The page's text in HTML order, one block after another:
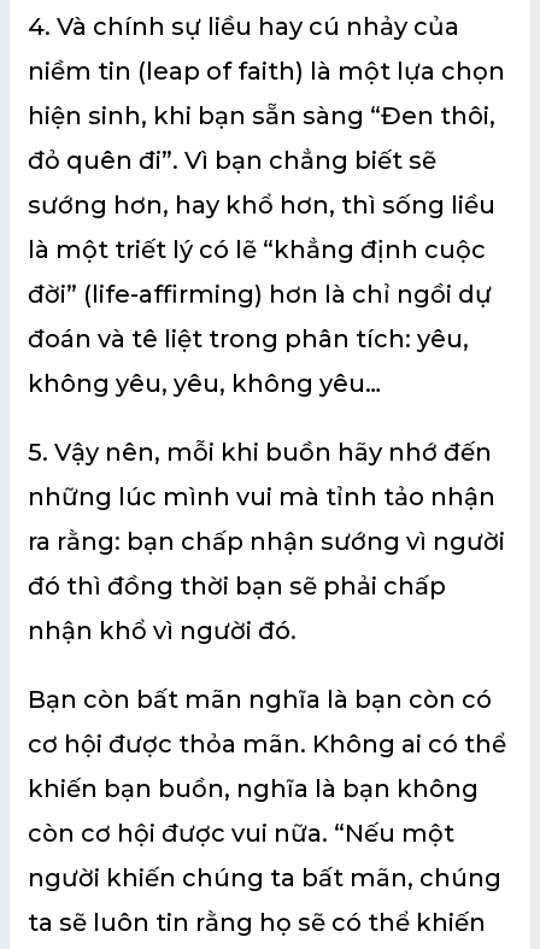
4. Và chính sự liều hay cú nhảy của
niềm tin (leap of faith) là một lựa chọn
hiện sinh, khi bạn sẵn sàng “Đen thôi,
đỏ quên đi”. Vì bạn chẳng biết sẽ
sướng hơn, hay khổ hơn, thì sống liều
là một triết lý có lẽ “khẳng định cuộc
đời” (life-affirming) hơn là chỉ ngồi dự
đoán và tê liệt trong phân tích: yêu,
không yêu, yêu, không yêu…
5. Vậy nên, mỗi khi buồn hãy nhớ đến
những lúc mình vui mà tỉnh tảo nhận
ra rằng: bạn chấp nhận sướng vì người
đó thì đồng thời bạn sẽ phải chấp
nhận khổ vì người đó.
Bạn còn bất mãn nghĩa là bạn còn có
cơ hội được thỏa mãn. Không ai có thể
khiến bạn buồn, nghĩa là bạn không
còn cơ hội được vui nữa. “Nếu một
người khiến chúng ta bất mãn, chúng
ta sẽ luôn tin rằng họ sẽ có thể khiến